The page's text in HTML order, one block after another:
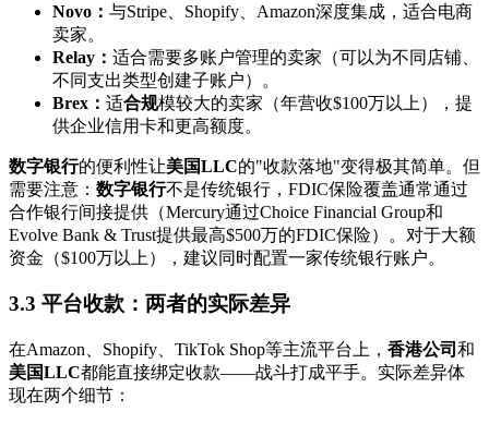
Novo： 与Stripe、Shopify、Amazon深度集成，适合电商
卖家。
Relay： 适合需要多账户管理的卖家（可以为不同店铺、
不同支出类型创建子账户）。
Brex： 适合规模较大的卖家（年营收$100万以上），提
供企业信用卡和更高额度。
数字银行的便利性让美国LLC的"收款落地"变得极其简单。但
需要注意： 数字银行不是传统银行，FDIC保险覆盖通常通过
合作银行间接提供（Mercury通过Choice Financial Group和
Evolve Bank & Trust提供最高$500万的FDIC保险）。对于大额
资金（$100万以上），建议同时配置一家传统银行账户。
3.3 平台收款：两者的实际差异
在Amazon、Shopify、TikTok Shop等主流平台上， 香港公司 和
美国LLC都能直接绑定收款——战斗打成平手。实际差异体
现在两个细节：